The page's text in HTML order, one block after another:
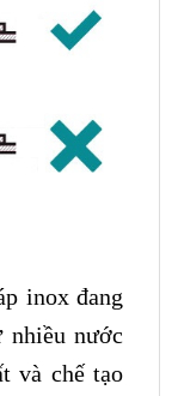
inox đang
nước
và chế tạo